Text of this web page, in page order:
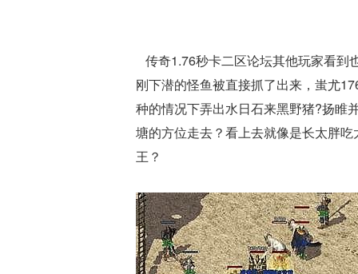
传奇1.76秒卡二区论坛其他玩家看到
刚下潜的怪鱼被直接抓了出来，蚩尤
种的情况下弄出水日石来黑野猪?扬睢
塘的方位走去？看上去就像是长太胖
王？